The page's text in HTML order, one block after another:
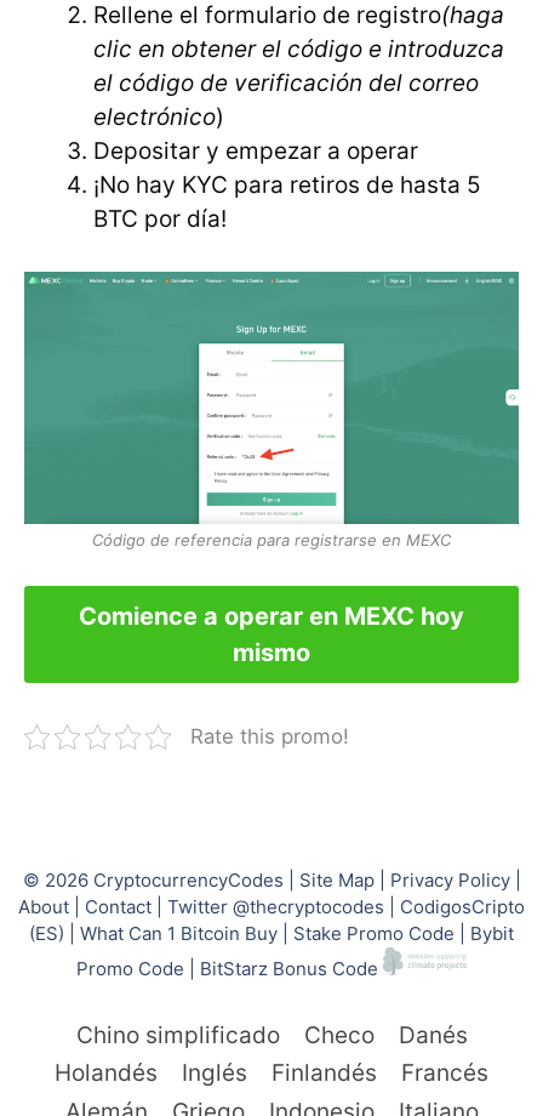
Rellene el formulario de registro(haga
clic en obtener el código e introduzca
el código de verificación del correo
electrónico)
Depositar y empezar a operar
¡No hay KYC para retiros de hasta 5
BTC por día!
Código de referencia para registrarse en MEXC
Comience a operar en MEXC hoy
mismo
Rate this promo!
© 2026 CryptocurrencyCodes Site Map| Privacy Policy|
About
Contact Twitter @thecryptocodes
CodigosCripto
(ES)
What Can 1 Bitcoin Buy Stake Promo Code
Bybit
Promo Code
BitStarz Bonus Code
Chino simplificado Checo
Danés
Holandés
Inglés Finlandés
Francés